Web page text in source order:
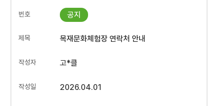
목재문화체험장 연락처 안내
고*클
2026.04.01